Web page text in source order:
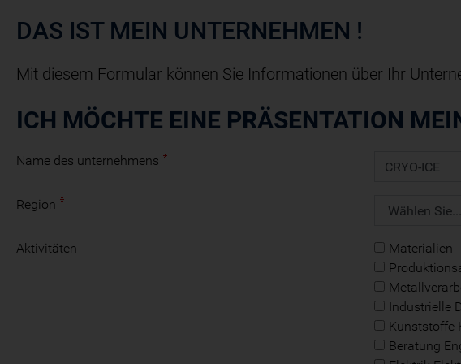
DAS IST MEIN UNTERNEHMEN !
Mit diesem Formular können Sie Informationen über Ihr
ICH MÖCHTE EINE PRÄSENTATION
Name des unternehmens
Region
Aktivitäten
Materialien
Industrielle
Kunststoffe
Beratung